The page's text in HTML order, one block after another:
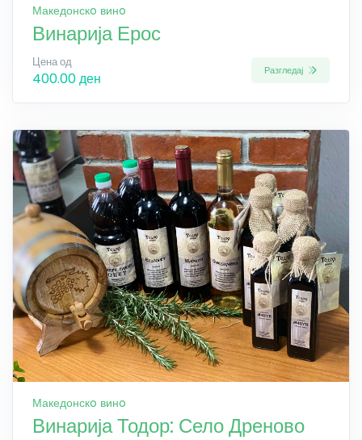
Македонскo винo
Винарија Ерос
Цена од
400.00 ден Разгледај
Македонскo винo
Винарија Тодор: Село Дреново